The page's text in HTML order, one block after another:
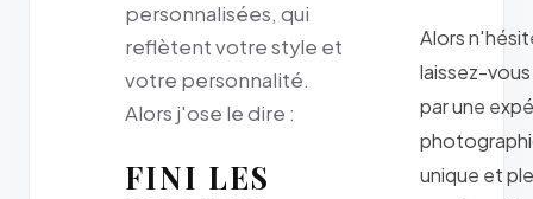
personnalisées, qui
reflètent votre style et
votre personnalité.
Alors j'ose le dire :
FINI LES
Alors
laissez-
par une
unique et